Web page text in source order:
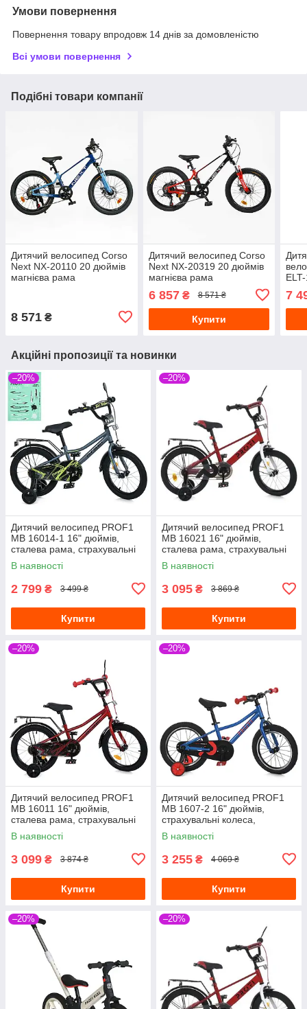
Умови повернення
Повернення товару впродовж 14 днів за домовленістю
Всі умови повернення
Подібні товари компанії
Дитячий велосипед Corso
Next NX-20110 20 дюймів
магнієва рама
8 571 ₴
Дитячий велосипед Corso
Next NX-20319 20 дюймів
магнієва рама
гальма чорний
6 857₴ 8 571 ₴
Купити
7
Акційні пропозиції та новинки
–20%
Дитячий велосипед PROF1
MB 16014-1 16" дюймів,
сталева рама, страхувальні
колеса, багажник із
затискачем, синій
В наявності
2 799 ₴ 3 499 ₴
Купити
–20%
Дитячий велосипед PROF1
MB 16021 16" дюймів,
сталева рама, страхувальні
колеса, багажник із
затискачем, червоний
В наявності
3 095 ₴ 3 869 ₴
Купити
–20%
Дитячий велосипед PROF1
MB 16011 16" дюймів,
сталева рама, страхувальні
колеса, багажник із
затискачем, червоний
В наявності
3 099 ₴ 3 874 ₴
Купити
–20%
Дитячий велосипед PROF1
MB 1607-2 16" дюймів,
страхувальні колеса,
однопідвісний, синій
В наявності
3 255 ₴ 4 069 ₴
Купити
–20% –20%